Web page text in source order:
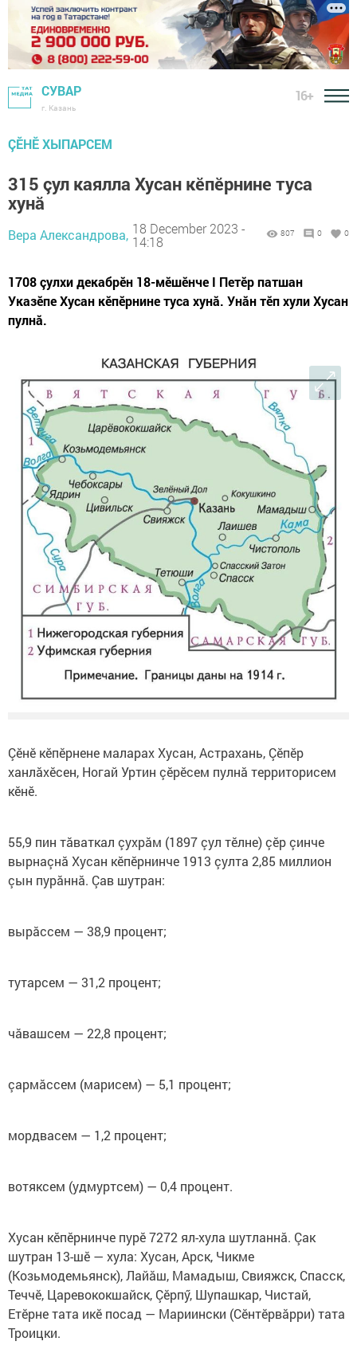
СУВАР
г. Казань
16+
ÇӖНӖ ХЫПАРСЕМ
315 çул каялла Хусан кӗпӗрнине туса
хунă
Вера Александрова, 18 December 2023 -
14:18
807 0 0
1708 çулхи декабрӗн 18-мӗшӗнче I Петӗр патшан
Указӗпе Хусан кӗпӗрнине туса хунă. Унăн тӗп хули Хусан
пулнă.
Çӗнӗ кӗпӗрнене маларах Хусан, Астрахань, Çӗпӗр
ханлăхӗсен, Ногай Уртин çӗрӗсем пулнă территорисем
кӗнӗ.
55,9 пин тăваткал çухрăм (1897 çул тӗлне) çӗр çинче
вырнаçнă Хусан кӗпӗрнинче 1913 çулта 2,85 миллион
çын пурăннă. Çав шутран:
вырăссем — 38,9 процент;
тутарсем — 31,2 процент;
чăвашсем — 22,8 процент;
çармăссем (марисем) — 5,1 процент;
мордвасем — 1,2 процент;
вотяксем (удмуртсем) — 0,4 процент.
Хусан кӗпӗрнинче пурӗ 7272 ял-хула шутланнă. Çак
шутран 13-шӗ — хула: Хусан, Арск, Чикме
(Козьмодемьянск), Лайăш, Мамадыш, Свияжск, Спасск,
Теччӗ, Царевококшайск, Çӗрпӳ, Шупашкар, Чистай,
Етӗрне тата икӗ посад — Мариински (Сӗнтӗрвăрри) тата
Троицки.